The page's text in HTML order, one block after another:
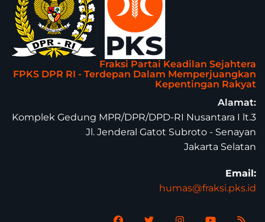
Fraksi Partai Keadilan Sejahtera
FPKS DPR RI - Terdepan Dalam Memperjuangkan
Kepentingan Rakyat
Alamat:
Komplek Gedung MPR/DPR/DPD-RI Nusantara I lt.3
Jl. Jenderal Gatot Subroto - Senayan
Jakarta Selatan
Email:
humas@fraksi.pks.id